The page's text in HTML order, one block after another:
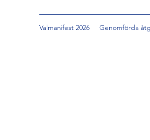
Valmanifest 2026 Genomförda